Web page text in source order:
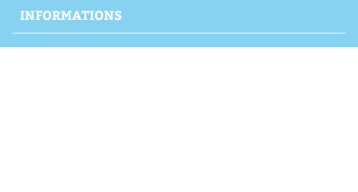
INFORMATIONS